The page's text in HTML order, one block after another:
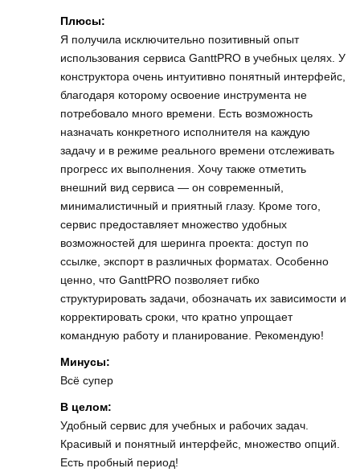
Плюсы:
Я получила исключительно позитивный опыт
использования сервиса GanttPRO в учебных целях. У
конструктора очень интуитивно понятный интерфейс,
благодаря которому освоение инструмента не
потребовало много времени. Есть возможность
назначать конкретного исполнителя на каждую
задачу и в режиме реального времени отслеживать
прогресс их выполнения. Хочу также отметить
внешний вид сервиса — он современный,
минималистичный и приятный глазу. Кроме того,
сервис предоставляет множество удобных
возможностей для шеринга проекта: доступ по
ссылке, экспорт в различных форматах. Особенно
ценно, что GanttPRO позволяет гибко
структурировать задачи, обозначать их зависимости и
корректировать сроки, что кратно упрощает
командную работу и планирование. Рекомендую!
Минусы:
Всё супер
В целом:
Удобный сервис для учебных и рабочих задач.
Красивый и понятный интерфейс, множество опций.
Есть пробный период!